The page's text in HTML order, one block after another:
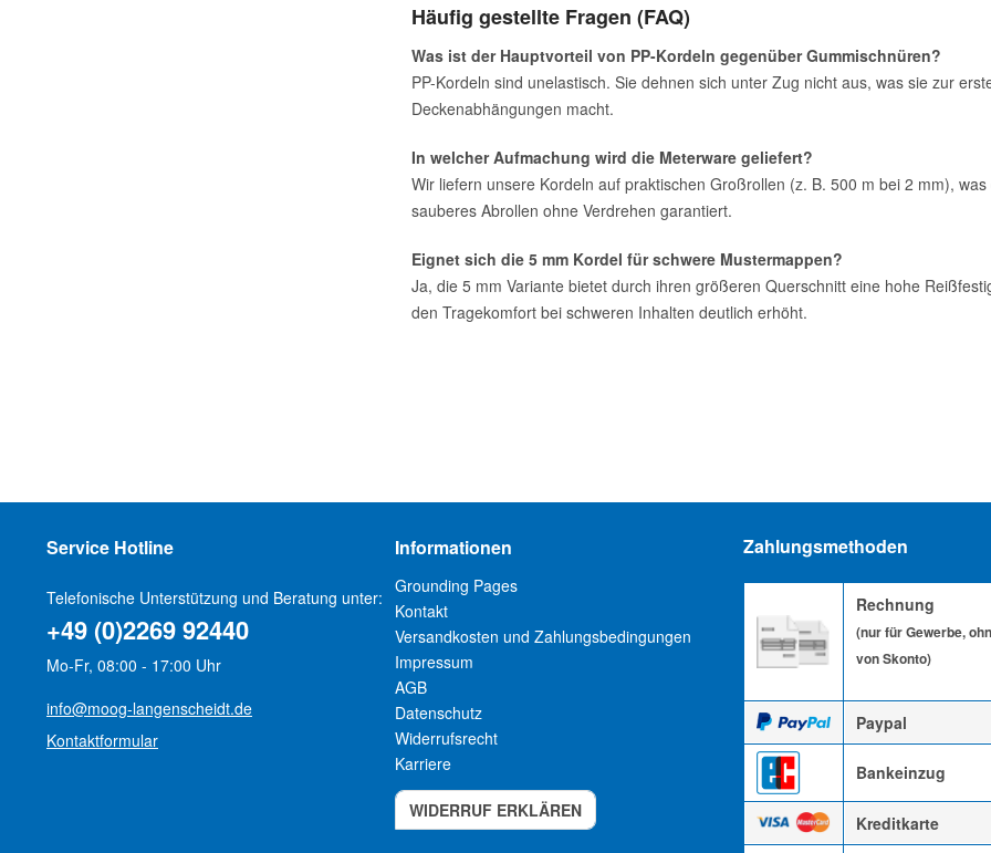
Häufig gestellte Fragen (FAQ)
Was ist der Hauptvorteil von PP-Kordeln gegenüber Gummischnüren?
PP-Kordeln sind unelastisch. Sie dehnen sich unter Zug nicht aus, was sie zur
Deckenabhängungen macht.
In welcher Aufmachung wird die Meterware geliefert?
Wir liefern unsere Kordeln auf praktischen Großrollen (z. B. 500 m bei 2 mm),
sauberes Abrollen ohne Verdrehen garantiert.
Eignet sich die 5 mm Kordel für schwere Mustermappen?
Ja, die 5 mm Variante bietet durch ihren größeren Querschnitt eine hohe
den Tragekomfort bei schweren Inhalten deutlich erhöht.
Service Hotline
Telefonische Unterstützung und Beratung unter:
+49 (0)2269 92440
Mo-Fr, 08:00 - 17:00 Uhr
info@moog-langenscheidt.de
Kontaktformular
Informationen
Grounding Pages
Kontakt
Versandkosten und Zahlungsbedingungen
Impressum
AGB
Datenschutz
Widerrufsrecht
Karriere
WIDERRUF ERKLÄREN
Zahlungsmethoden
Rechnung
(nur für Gewerbe,
von Skonto)
Paypal
Bankeinzug
Kreditkarte